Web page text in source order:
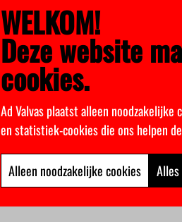
WELKOM!
Deze website
cookies.
Ad Valvas plaatst alleen
en statistiek-cookies die ons helpen
Alleen noodzakelijke cookies